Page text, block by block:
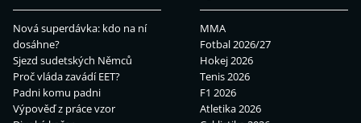
Nová superdávka: kdo na ní
dosáhne?
Sjezd sudetských Němců
Proč vláda zavádí EET?
Padni komu padni
Výpověď z práce vzor
MMA
Fotbal 2026/27
Hokej 2026
Tenis 2026
F1 2026
Atletika 2026